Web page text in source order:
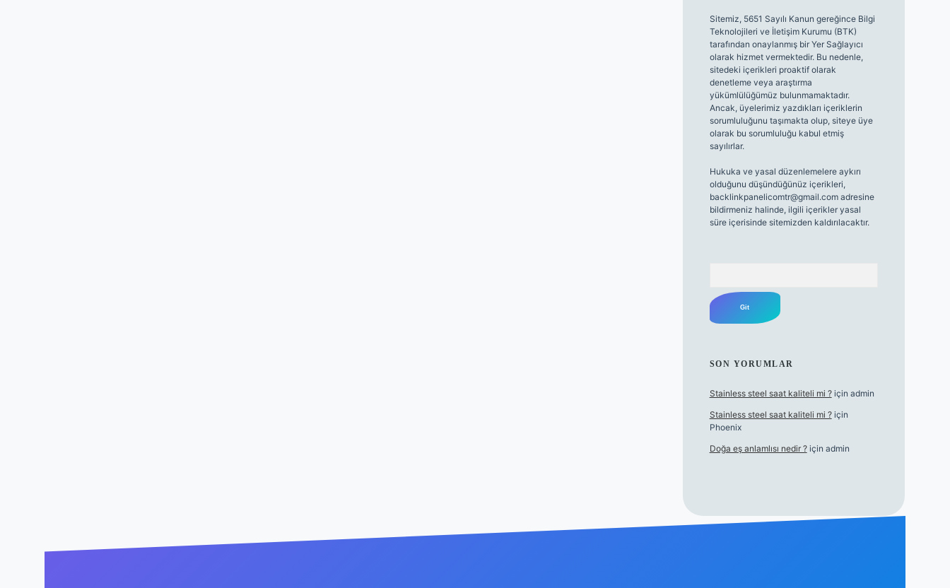
Sitemiz, 5651 Sayılı Kanun gereğince Bilgi
Teknolojileri ve İletişim Kurumu (BTK)
tarafından onaylanmış bir Yer Sağlayıcı
olarak hizmet vermektedir. Bu nedenle,
sitedeki içerikleri proaktif olarak
denetleme veya araştırma
yükümlülüğümüz bulunmamaktadır.
Ancak, üyelerimiz yazdıkları içeriklerin
sorumluluğunu taşımakta olup, siteye üye
olarak bu sorumluluğu kabul etmiş
sayılırlar.
Hukuka ve yasal düzenlemelere aykırı
olduğunu düşündüğünüz içerikleri,
backlinkpanelicomtr@gmail.comadresine
bildirmeniz halinde, ilgili içerikler yasal
süre içerisinde sitemizden kaldırılacaktır.
SON YORUMLAR
Stainless steel saat kaliteli mi ?için admin
Stainless steel saat kaliteli mi ?için
Phoenix
Doğa eş anlamlısı nedir ?için admin